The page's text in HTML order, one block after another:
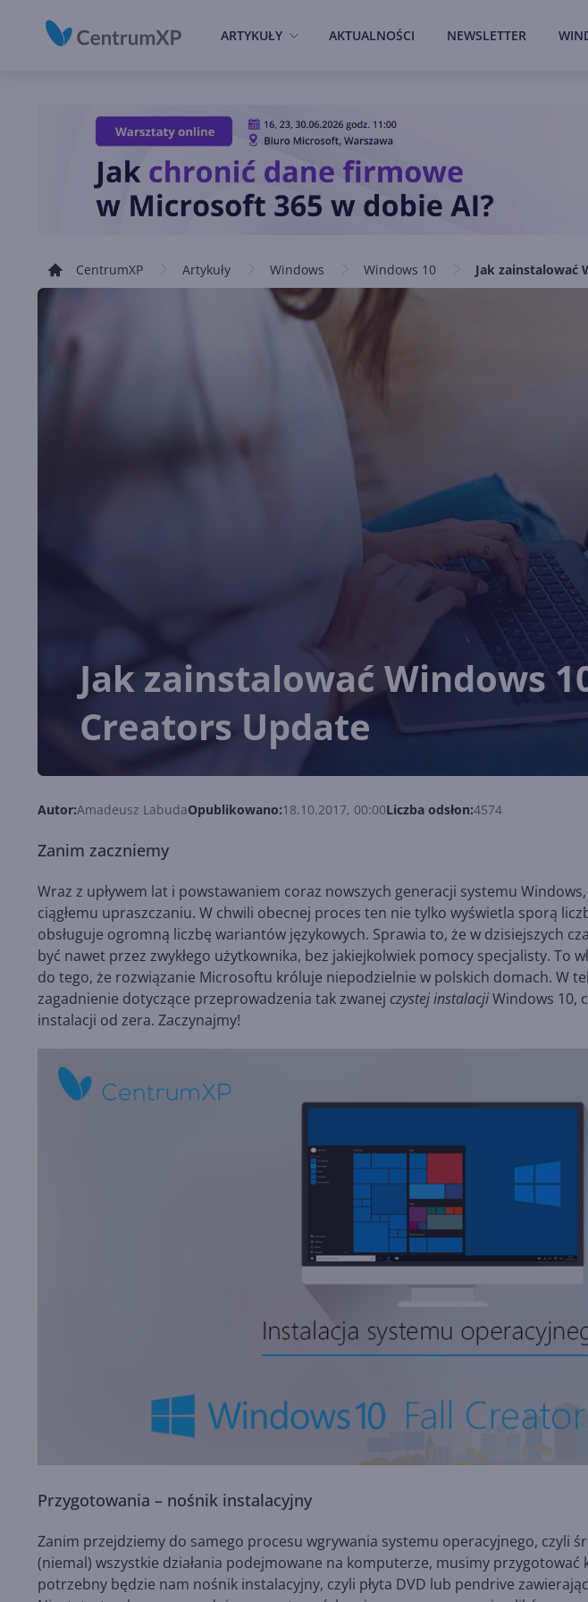
ARTYKUŁY AKTUALNOŚCI NEWSLETTER
CentrumXP Artykuły Windows Windows 10 Jak zainstalować
Jak zainstalować Windows
Creators Update
Autor:Amadeusz LabudaOpublikowano:18.10.2017, 00:00Liczba odsłon:4574
Zanim zaczniemy
Wraz z upływem lat i powstawaniem coraz nowszych generacji systemu
ciągłemu upraszczaniu. W chwili obecnej proces ten nie tylko wyświetla sporą
obsługuje ogromną liczbę wariantów językowych. Sprawia to, że w dzisiejszych
być nawet przez zwykłego użytkownika, bez jakiejkolwiek pomocy specjalisty. To
do tego, że rozwiązanie Microsoftu króluje niepodzielnie w polskich domach. W
zagadnienie dotyczące przeprowadzenia tak zwanej czystej instalacjiWindows 10,
instalacji od zera. Zaczynajmy!
Przygotowania – nośnik instalacyjny
Zanim przejdziemy do samego procesu wgrywania systemu operacyjnego, czyli
(niemal) wszystkie działania podejmowane na komputerze, musimy przygotować
potrzebny będzie nam nośnik instalacyjny, czyli płyta DVD lub pendrive